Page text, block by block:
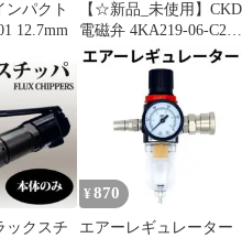
ンパクト
12.7mm
【☆新品_未使用】CKD
電磁弁 4KA219-06-C2-
DC24V
ックスチ
¥ 870
エアーレギュレーター